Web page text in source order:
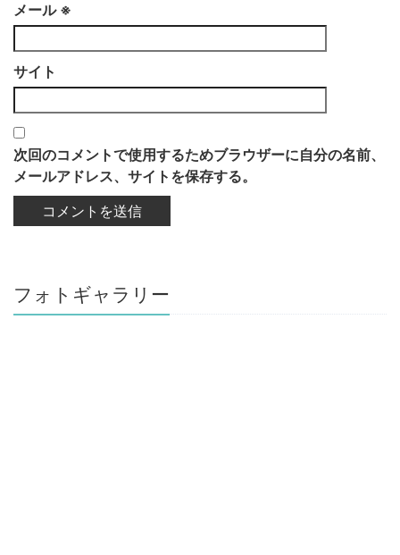
メール ※
サイト
次回のコメントで使用するためブラウザーに自分の名前、
メールアドレス、サイトを保存する。
フォトギャラリー